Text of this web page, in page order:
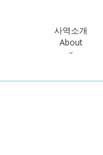
사역소개
About